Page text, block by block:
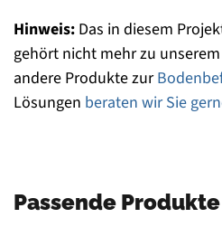
Hinweis: Das in diesem
gehört nicht mehr zu
andere Produkte zur
Lösungen beraten wir Sie
Passende Produkte